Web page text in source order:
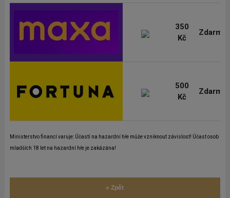
350
Kč
Zdarma
500
Kč
Zdarma
Ministerstvo financí varuje: Účastí na hazardní hře může vzniknout závislost! Účast osob
mladších 18 let na hazardní hře je zakázána!
« Zpět